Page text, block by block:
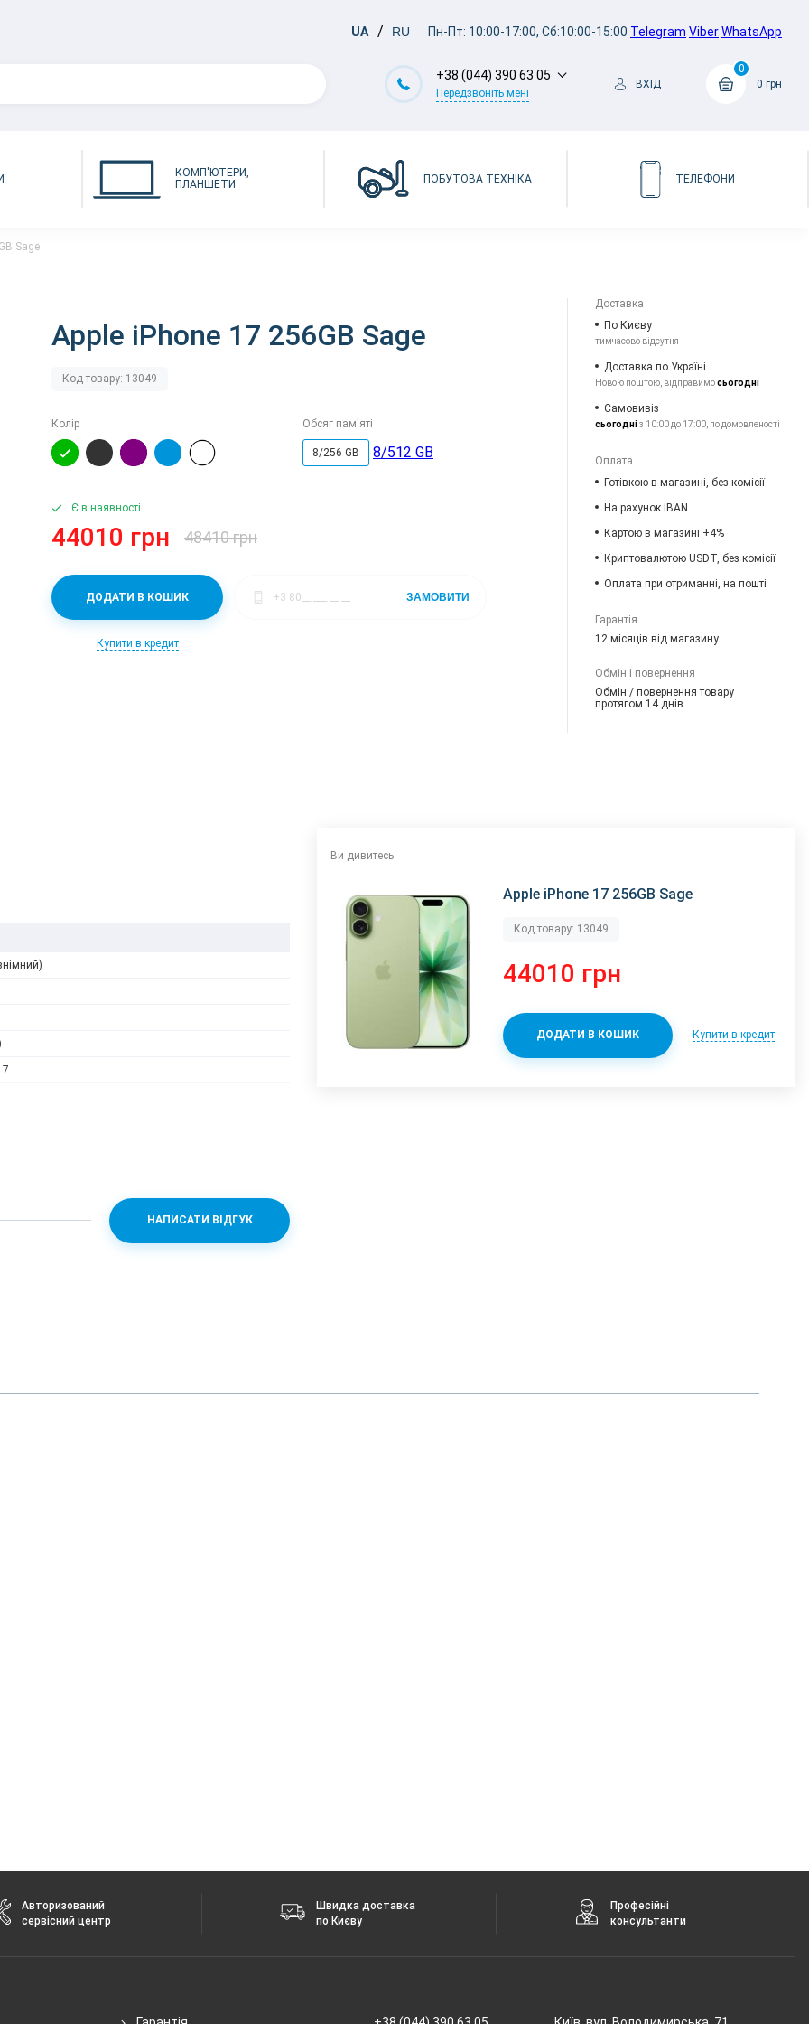
UA RU Пн-Пт: 10:00-17:00, Сб:10:00-15:00 Telegram ViberWhatsApp
+38 (044) 390 63 05
Передзвоніть мені
ВХІД
0
0 грн
КОМП'ЮТЕРИ,
ПЛАНШЕТИ
ПОБУТОВА ТЕХНІКА ТЕЛЕФОНИ
Sage
Apple iPhone 17 256GB Sage
Код товару: 13049
Колір Обсяг пам'яті
8/256 GB 8/512 GB
Є в наявності
44010 грн 48410 грн
ДОДАТИ В КОШИК
Купити в кредит
ЗАМОВИТИ
Доставка
По Києву
тимчасово відсутня
Доставка по Україні
Новою поштою, відправимосьогодні
Самовивіз
сьогодніз 10:00 до 17:00, по домовленості
Оплата
Готівкою в магазині, без комісії
На рахунок IBAN
Картою в магазині +4%
Криптовалютою USDT, без комісії
Оплата при отриманні, на пошті
Гарантія
12 місяців від магазину
Обмін і повернення
Обмін / повернення товару
протягом 14 днів
НАПИСАТИ ВІДГУК
Ви дивитесь:
Apple iPhone 17 256GB Sage
Код товару: 13049
44010 грн
ДОДАТИ В КОШИК Купити в кредит
Авторизований
сервісний центр
Швидка доставка
по Києву
Професійні
консультанти